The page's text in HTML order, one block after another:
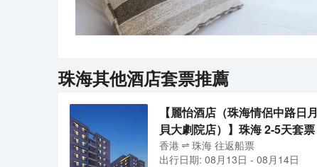
珠海其他酒店套票推薦
【麗怡酒店（珠海情侶中路日月
貝大劇院店）】珠海 2-5天套票
香港 珠海 往返船票
出行日期: 08月13日 - 08月14日